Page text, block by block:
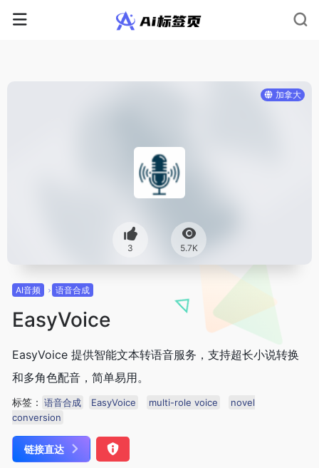
加拿大
3 5.7K
AI音频 语音合成
EasyVoice
EasyVoice 提供智能文本转语音服务，支持超长小说转换
和多角色配音，简单易用。
标签： 语音合成 EasyVoice multi-role voice
novel
conversion
链接直达